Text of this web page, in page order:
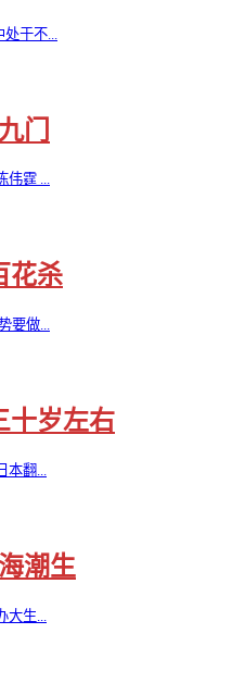
于不...
九门
伟霆 ...
花杀
要做...
十岁左右
本翻...
潮生
生...